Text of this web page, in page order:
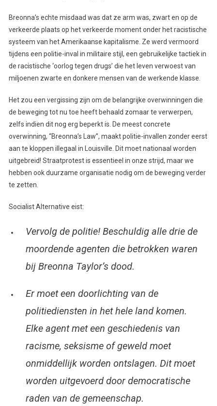
Breonna’s echte misdaad was dat ze arm was, zwart en op de
verkeerde plaats op het verkeerde moment onder het racistische
systeem van het Amerikaanse kapitalisme. Ze werd vermoord
tijdens een politie-inval in militaire stijl, een gebruikelijke tactiek in
de racistische ‘oorlog tegen drugs’ die het leven verwoest van
miljoenen zwarte en donkere mensen van de werkende klasse.
Het zou een vergissing zijn om de belangrijke overwinningen die
de beweging tot nu toe heeft behaald zomaar te verwerpen,
zelfs indien dit nog erg beperkt is. De meest concrete
overwinning, “Breonna’s Law”, maakt politie-invallen zonder eerst
aan te kloppen illegaal in Louisville. Dit moet nationaal worden
uitgebreid! Straatprotest is essentieel in onze strijd, maar we
hebben ook duurzame organisatie nodig om de beweging verder
te zetten.
Socialist Alternative eist:
Vervolg de politie! Beschuldig alle drie de
moordende agenten die betrokken waren
bij Breonna Taylor’s dood.
Er moet een doorlichting van de
politiediensten in het hele land komen.
Elke agent met een geschiedenis van
racisme, seksisme of geweld moet
onmiddellijk worden ontslagen. Dit moet
worden uitgevoerd door democratische
raden van de gemeenschap.